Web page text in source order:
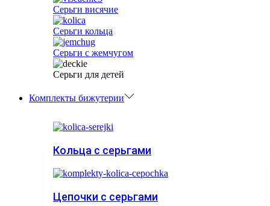
Серьги висячие
Серьги кольца
Серьги с жемчугом
Серьги для детей
Комплекты бижутерии
Кольца с серьгами
Цепочки с серьгами